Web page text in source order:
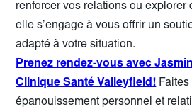
renforcer vos relations ou explorer
elle s’engage à vous offrir un
adapté à votre situation.
Prenez rendez-vous avec
Clinique Santé Valleyfield! Faites
épanouissement personnel et